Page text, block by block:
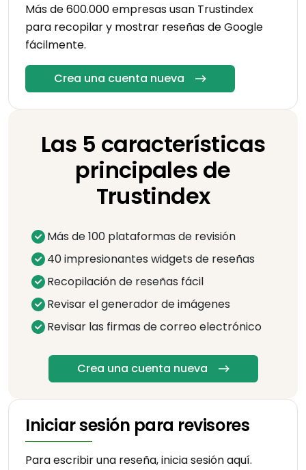
Más de 600.000 empresas usan Trustindex
para recopilar y mostrar reseñas de Google
fácilmente.
Crea una cuenta nueva
Las 5 características
principales de
Trustindex
Más de 100 plataformas de revisión
40 impresionantes widgets de reseñas
Recopilación de reseñas fácil
Revisar el generador de imágenes
Revisar las firmas de correo electrónico
Crea una cuenta nueva
Iniciar sesión para revisores
Para escribir una reseña, inicia sesión aquí.